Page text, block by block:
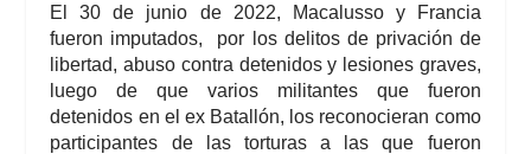
El 30 de junio de 2022, Macalusso y Francia
fueron imputados, por los delitos de privación de
libertad, abuso contra detenidos y lesiones graves,
luego de que varios militantes que fueron
detenidos en el ex Batallón, los reconocieran como
participantes de las torturas a las que fueron